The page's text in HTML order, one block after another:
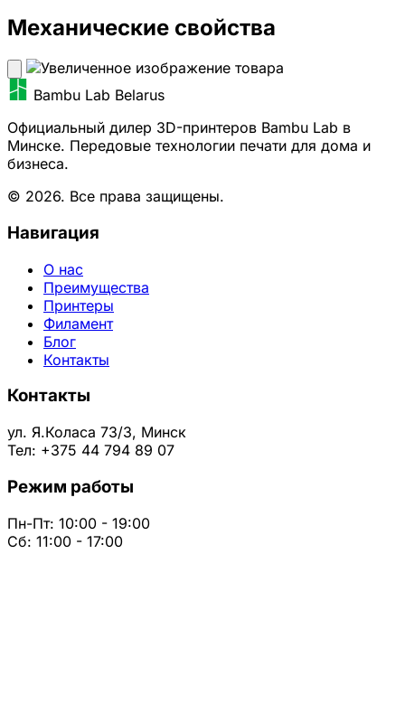
Механические свойства
Bambu Lab Belarus
Официальный дилер 3D-принтеров Bambu Lab в
Минске. Передовые технологии печати для дома и
бизнеса.
© 2026. Все права защищены.
Навигация
О нас
Преимущества
Принтеры
Филамент
Блог
Контакты
Контакты
ул. Я.Коласа 73/3, Минск
Тел: +375 44 794 89 07
Режим работы
Пн-Пт: 10:00 - 19:00
Сб: 11:00 - 17:00